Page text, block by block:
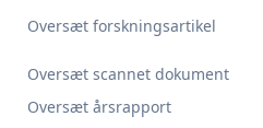
Oversæt forskningsartikel
Oversæt scannet dokument
Oversæt årsrapport